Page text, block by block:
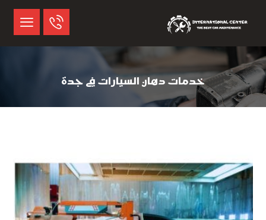
خدمات دهان السيارات في جدة